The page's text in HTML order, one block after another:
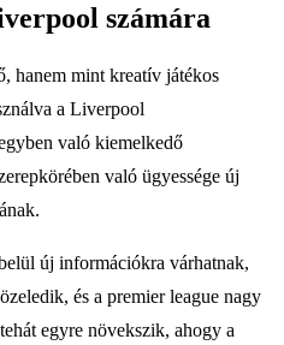
számára
hanem mint kreatív játékos
a Liverpool
való kiemelkedő
való ügyessége új
új információkra várhatnak,
és a premier league nagy
egyre növekszik, ahogy a